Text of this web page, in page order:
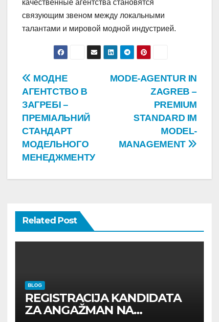
качественные агентства становятся
связующим звеном между локальными
талантами и мировой модной индустрией.
Post
navigation
MODE-AGENTUR IN
ZAGREB –
PREMIUM
STANDARD IM
MODEL-
MANAGEMENT
МОДНЕ
АГЕНТСТВО В
ЗАГРЕБІ –
ПРЕМІАЛЬНИЙ
СТАНДАРТ
МОДЕЛЬНОГО
МЕНЕДЖМЕНТУ
Related Post
BLOG
REGISTRACIJA KANDIDATA
ZA ANGAŽMAN NA